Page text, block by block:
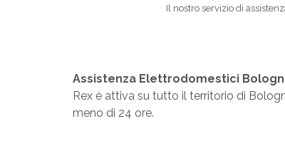
Il nostro servizio di
Assistenza Elettrodomestici
Rex è attiva su tutto il territorio di
meno di 24 ore.